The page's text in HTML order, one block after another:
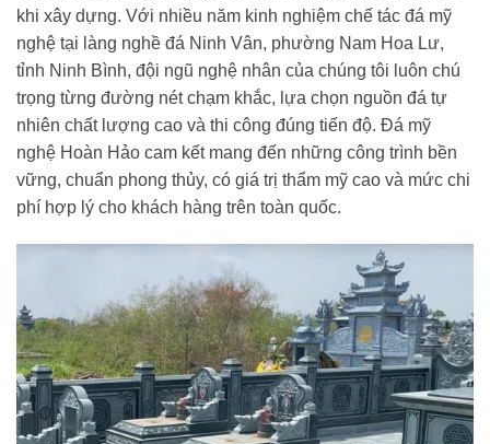
khi xây dựng. Với nhiều năm kinh nghiệm chế tác đá mỹ
nghệ tại làng nghề đá Ninh Vân, phường Nam Hoa Lư,
tỉnh Ninh Bình, đội ngũ nghệ nhân của chúng tôi luôn chú
trọng từng đường nét chạm khắc, lựa chọn nguồn đá tự
nhiên chất lượng cao và thi công đúng tiến độ. Đá mỹ
nghệ Hoàn Hảo cam kết mang đến những công trình bền
vững, chuẩn phong thủy, có giá trị thẩm mỹ cao và mức chi
phí hợp lý cho khách hàng trên toàn quốc.